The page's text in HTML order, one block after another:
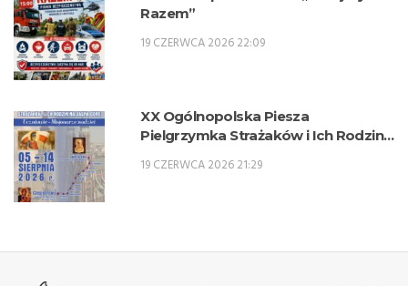
Razem”
19 CZERWCA 2026 22:09
XX Ogólnopolska Piesza
Pielgrzymka Strażaków i Ich Rodzin
19 CZERWCA 2026 21:29